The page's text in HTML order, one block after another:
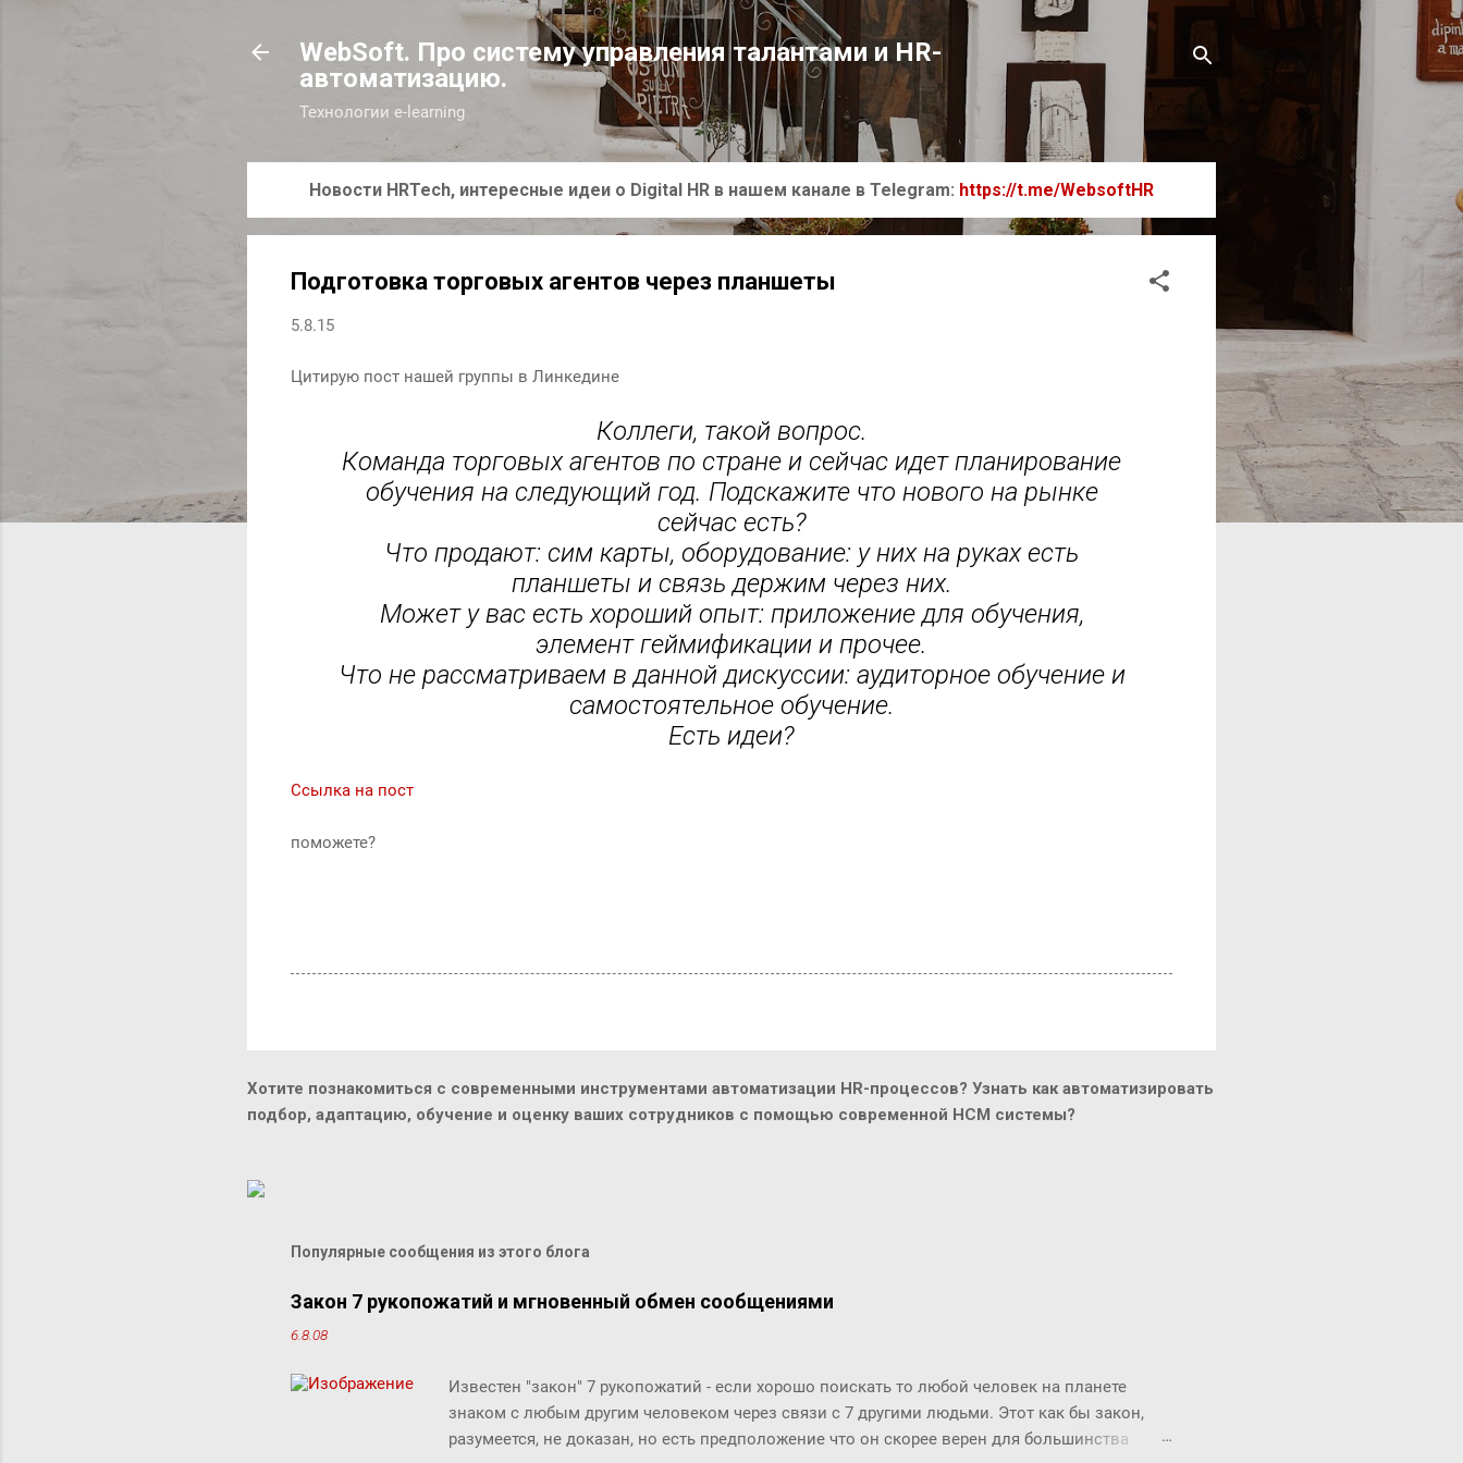
К основному контенту
WebSoft. Про систему управления талантами и HR-
автоматизацию.
Технологии e-learning
Новости HRTech, интересные идеи о Digital HR в нашем канале в Telegram: https://t.me/WebsoftHR
Подготовка торговых агентов через планшеты
5.8.15
Цитирую пост нашей группы в Линкедине
Коллеги, такой вопрос.
Команда торговых агентов по стране и сейчас идет планирование
обучения на следующий год. Подскажите что нового на рынке
сейчас есть?
Что продают: сим карты, оборудование: у них на руках есть
планшеты и связь держим через них.
Может у вас есть хороший опыт: приложение для обучения,
элемент геймификации и прочее.
Что не рассматриваем в данной дискуссии: аудиторное обучение и
самостоятельное обучение.
Есть идеи?
Ссылка на пост
поможете?
Хотите познакомиться с современными инструментами автоматизации HR-процессов? Узнать как автоматизировать
подбор, адаптацию, обучение и оценку ваших сотрудников с помощью современной HCM системы?
Популярные сообщения из этого блога
Закон 7 рукопожатий и мгновенный обмен сообщениями
6.8.08
Известен "закон" 7 рукопожатий - если хорошо поискать то любой человек на планете
знаком с любым другим человеком через связи с 7 другими людьми. Этот как бы закон,
разумеется, не доказан, но есть предположение что он скорее верен для большинства